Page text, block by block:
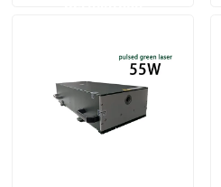
Pertunjukan VR